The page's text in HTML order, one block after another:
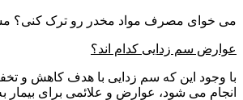
می خوای مصرف مواد مخدر رو ترک کنی؟
عوارض سم زدایی کدام اند؟
با وجود این که سم زدایی با هدف کاهش و
انجام می شود، عوارض و علائمی برای بیمار